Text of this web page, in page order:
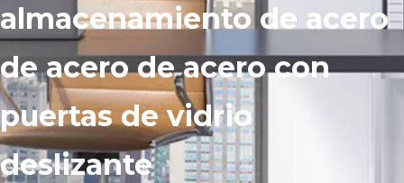
almacenamiento de acero
de acero de acero con
puertas de vidrio
deslizante